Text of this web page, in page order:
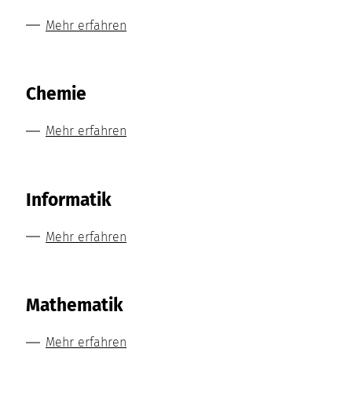
Mehr erfahren
Chemie
Mehr erfahren
Informatik
Mehr erfahren
Mathematik
Mehr erfahren